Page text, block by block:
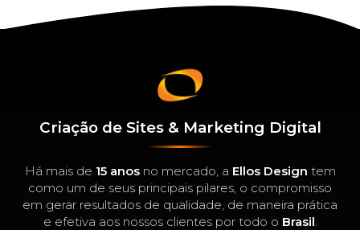
Criação de Sites & Marketing Digital
Há mais de 15 anosno mercado, a Ellos Design tem
como um de seus principais pilares, o compromisso
em gerar resultados de qualidade, de maneira prática
e efetiva aos nossos clientes por todo o Brasil.